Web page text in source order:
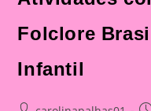
Folclore
Infantil